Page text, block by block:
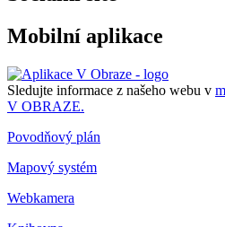
Mobilní aplikace
Sledujte informace z našeho webu v
V OBRAZE.
Povodňový plán
Mapový systém
Webkamera